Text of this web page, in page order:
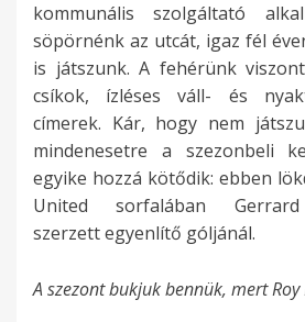
kommunális szolgáltató
söpörnénk az utcát, igaz fél
is játszunk. A fehérünk
csíkok, ízléses váll- és
címerek. Kár, hogy nem
mindenesetre a szezonbeli
egyike hozzá kötődik: ebben
United sorfalában Gerrard
szerzett egyenlítő góljánál.
A szezont bukjuk bennük, mert Roy